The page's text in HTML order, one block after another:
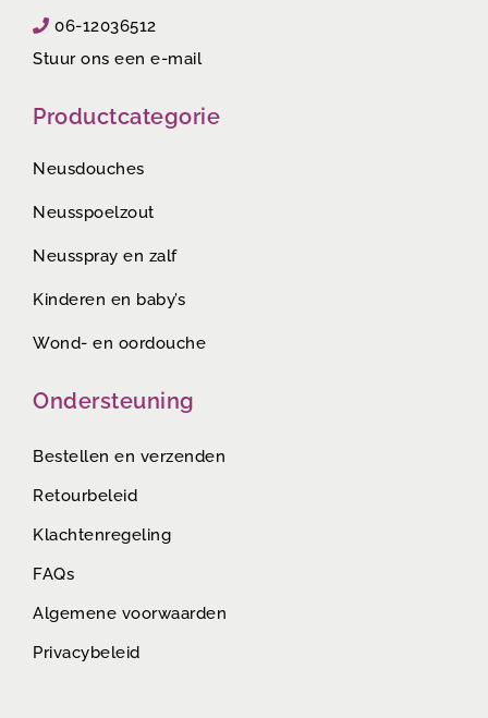
06-12036512
Stuur ons een e-mail
Productcategorie
Neusdouches
Neusspoelzout
Neusspray en zalf
Kinderen en baby’s
Wond- en oordouche
Ondersteuning
Bestellen en verzenden
Retourbeleid
Klachtenregeling
FAQs
Algemene voorwaarden
Privacybeleid